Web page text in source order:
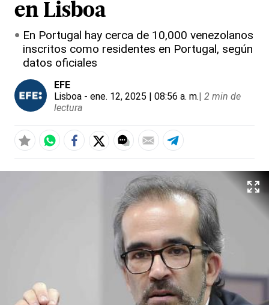
en Lisboa
En Portugal hay cerca de 10,000 venezolanos
inscritos como residentes en Portugal, según
datos oficiales
EFE
Lisboa - ene. 12, 2025 | 08:56 a. m.| 2 min de
lectura